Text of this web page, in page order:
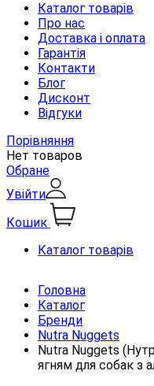
Каталог товарів
Про нас
Доставка і оплата
Гарантія
Контакти
Блог
Дисконт
Відгуки
Порівняння
Нет товаров
Обране
Увійти
Кошик
Каталог товарів
Головна
Каталог
Бренди
Nutra Nuggets
Nutra Nuggets
ягням для собак з